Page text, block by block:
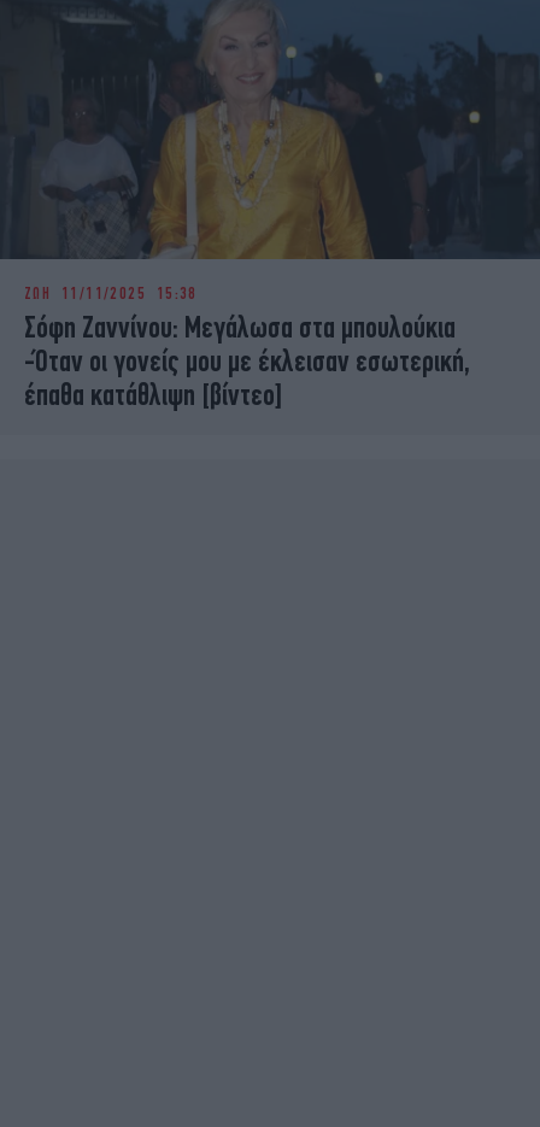
ΖΩΗ 11/11/2025 15:38
Σόφη Ζαννίνου: Μεγάλωσα στα μπουλούκια
-Όταν οι γονείς μου με έκλεισαν εσωτερική,
έπαθα κατάθλιψη [βίντεο]